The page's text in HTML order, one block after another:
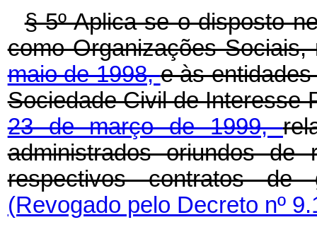
§ 5º Aplica-se o disposto
como Organizações
maio de 1998,e às
Sociedade Civil de Interesse
23 de março de 1999,
administrados oriundos
respectivos contratos
(Revogado pelo Decreto nº